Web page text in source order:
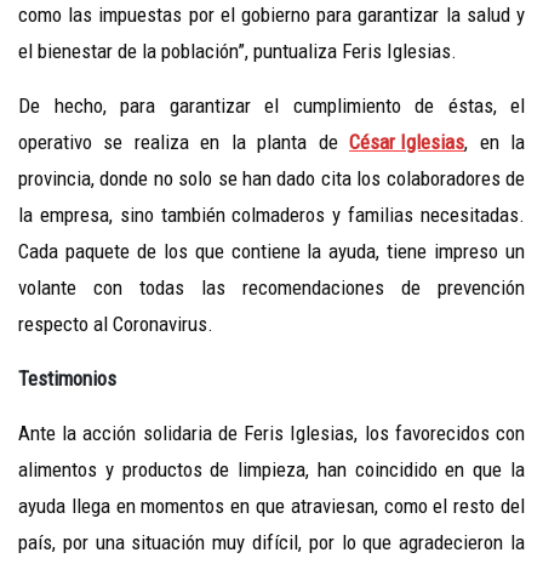
como las impuestas por el gobierno para garantizar la salud y
el bienestar de la población”, puntualiza Feris Iglesias.
De hecho, para garantizar el cumplimiento de éstas, el
operativo se realiza en la planta deCésar Iglesias, en la
provincia, donde no solo se han dado cita los colaboradores de
la empresa, sino también colmaderos y familias necesitadas.
Cada paquete de los que contiene la ayuda, tiene impreso un
volante con todas las recomendaciones de prevención
respecto al Coronavirus.
Testimonios
Ante la acción solidaria de Feris Iglesias, los favorecidos con
alimentos y productos de limpieza, han coincidido en que la
ayuda llega en momentos en que atraviesan, como el resto del
país, por una situación muy difícil, por lo que agradecieron la